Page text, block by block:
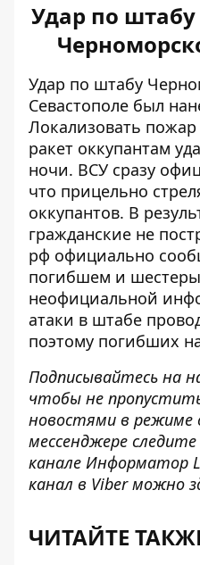
Удар по
Удар по штабу
Севастополе был
Локализовать
ракет оккупантам
ночи. ВСУ сразу
что прицельно
оккупантов. В
гражданские не
рф официально
погибшем и
неофициальной
атаки в штабе
поэтому погибших
Подписывайтесь на
чтобы не
новостями в режиме
мессенджере
канале Информатор
канал в Viber можно
ЧИТАЙТЕ